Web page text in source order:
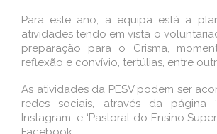
Para este ano, a equipa está a
atividades tendo em vista o
preparação para o Crisma,
reflexão e convívio, tertúlias, entre
As atividades da PESV podem ser
redes sociais, através da página
Instagram, e ‘Pastoral do Ensino